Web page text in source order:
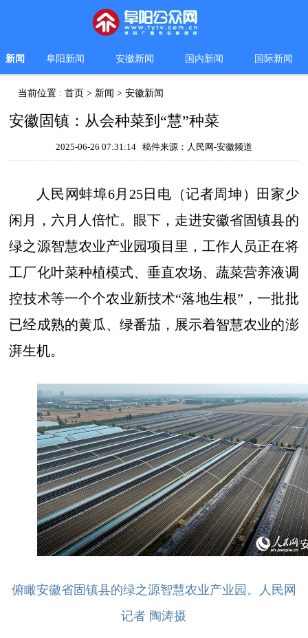
新闻 阜阳新闻 安徽新闻 国内新闻 国际新闻
当前位置 :首页 > 新闻 >安徽新闻
安徽固镇：从会种菜到“慧”种菜
2025-06-26 07:31:14 稿件来源：人民网-安徽频道
人民网蚌埠6月25日电（记者周坤）田家少
闲月，六月人倍忙。眼下，走进安徽省固镇县的
绿之源智慧农业产业园项目里，工作人员正在将
工厂化叶菜种植模式、垂直农场、蔬菜营养液调
控技术等一个个农业新技术“落地生根”，一批批
已经成熟的黄瓜、绿番茄，展示着智慧农业的澎
湃生机。
俯瞰安徽省固镇县的绿之源智慧农业产业园。人民网
记者 陶涛摄